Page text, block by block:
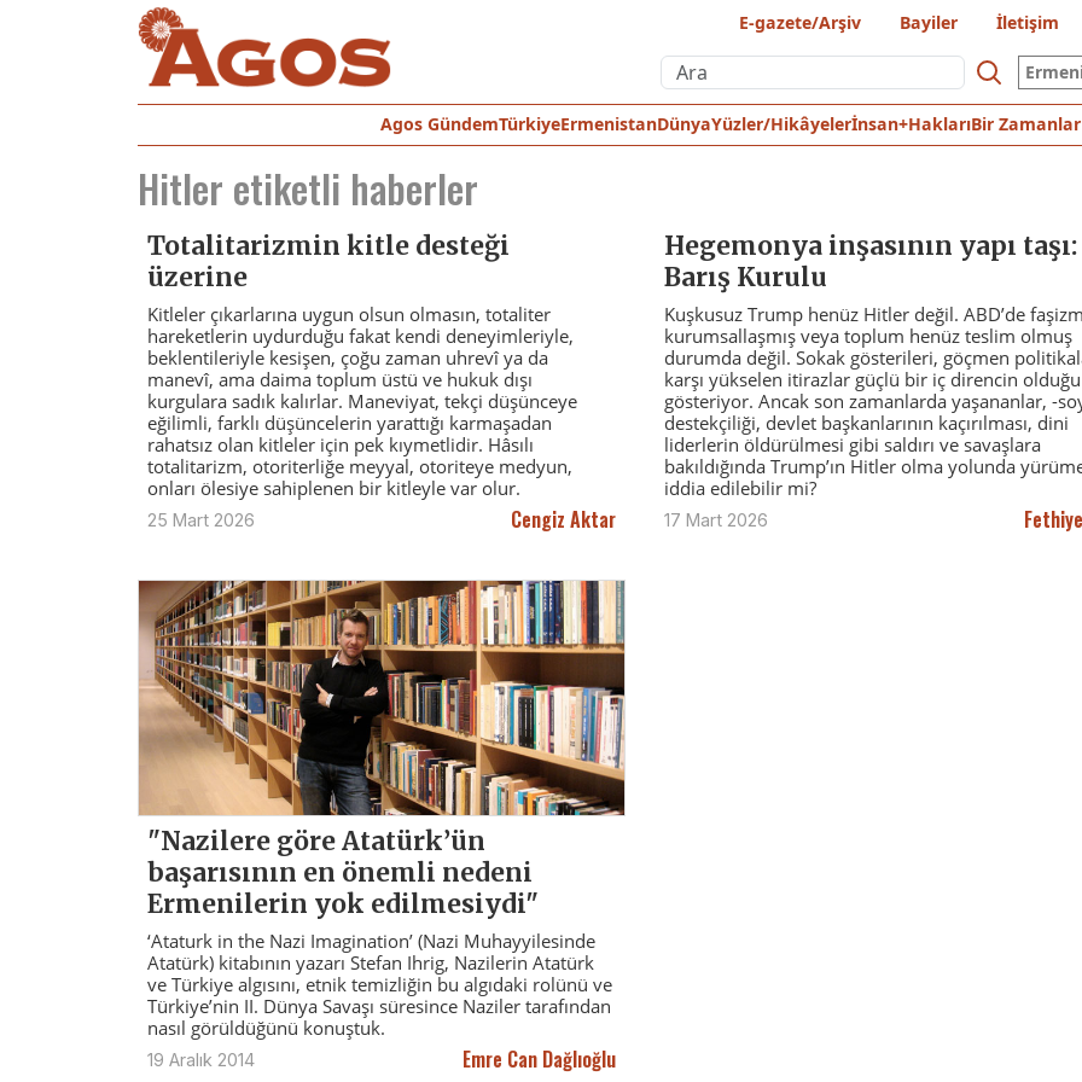
E-gazete/Arşiv Bayiler İletişim
Agos GündemTürkiyeErmenistanDünyaYüzler/Hikâyelerİnsan+HaklarıBir Zamanlar
Hitler etiketli haberler
Totalitarizmin kitle desteği
üzerine
Kitleler çıkarlarına uygun olsun olmasın, totaliter
hareketlerin uydurduğu fakat kendi deneyimleriyle,
beklentileriyle kesişen, çoğu zaman uhrevî ya da
manevî, ama daima toplum üstü ve hukuk dışı
kurgulara sadık kalırlar. Maneviyat, tekçi düşünceye
eğilimli, farklı düşüncelerin yarattığı karmaşadan
rahatsız olan kitleler için pek kıymetlidir. Hâsılı
totalitarizm, otoriterliğe meyyal, otoriteye medyun,
onları ölesiye sahiplenen bir kitleyle var olur.
25 Mart 2026 Cengiz Aktar
Hegemonya inşasının yapı taşı:
Barış Kurulu
Kuşkusuz Trump henüz Hitler değil. ABD’de
kurumsallaşmış veya toplum henüz teslim olmuş
durumda değil. Sokak gösterileri, göçmen
karşı yükselen itirazlar güçlü bir iç direncin
gösteriyor. Ancak son zamanlarda yaşananlar, -
destekçiliği, devlet başkanlarının kaçırılması, dini
liderlerin öldürülmesi gibi saldırı ve savaşlara
bakıldığında Trump’ın Hitler olma yolunda
iddia edilebilir mi?
17 Mart 2026
"Nazilere göre Atatürk’ün
başarısının en önemli nedeni
Ermenilerin yok edilmesiydi"
‘Ataturk in the Nazi Imagination’ (Nazi Muhayyilesinde
Atatürk) kitabının yazarı Stefan Ihrig, Nazilerin Atatürk
ve Türkiye algısını, etnik temizliğin bu algıdaki rolünü ve
Türkiye’nin II. Dünya Savaşı süresince Naziler tarafından
nasıl görüldüğünü konuştuk.
19 Aralık 2014 Emre Can Dağlıoğlu